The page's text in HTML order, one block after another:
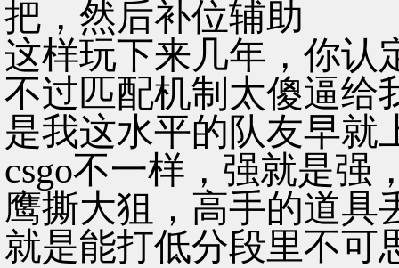
把，然后补位辅助
这样玩下来几年，你认
不过匹配机制太傻逼给
是我这水平的队友早就
csgo不一样，强就是强
鹰撕大狙，高手的道具
就是能打低分段里不可